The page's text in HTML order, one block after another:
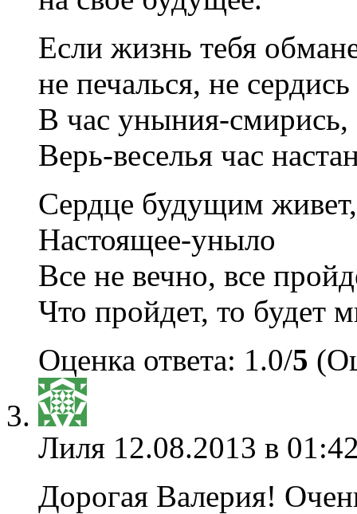
Если жизнь тебя
не печалься, не сердись
В час уныния-смирись,
Верь-веселья час
Сердце будущим живет,
Настоящее-уныло
Все не вечно, все
Что пройдет, то будет
Оценка ответа: 1.0/5
Лиля 12.08.2013 в
Дорогая Валерия!